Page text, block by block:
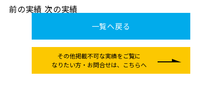
前の実績 次の実績
一覧へ戻る
その他掲載不可な実績をご覧に
なりたい方 ・お問合せは、こちらへ